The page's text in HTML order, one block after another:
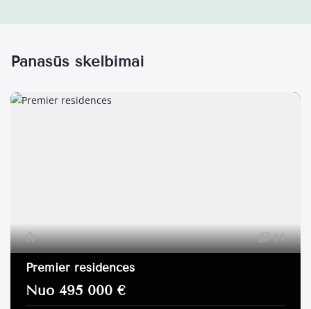
Panašūs skelbimai
11
Premier residences
Nuo 495 000 €